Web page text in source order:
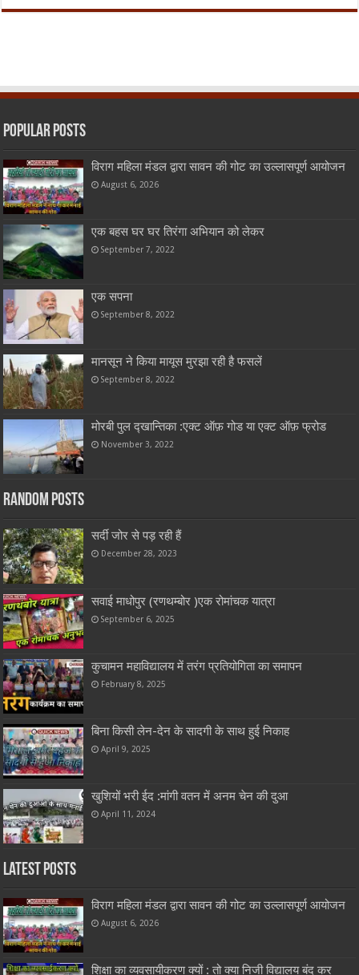
Popular Posts
विराग महिला मंडल द्वारा सावन की गोट का उल्लासपूर्ण आयोजन
August 6, 2026
एक बहस घर घर तिरंगा अभियान को लेकर
September 7, 2022
एक सपना
September 8, 2022
मानसून ने किया मायूस मुरझा रही है फसलें
September 8, 2022
मोरबी पुल द्खान्तिका :एक्ट ऑफ़ गोड या एक्ट ऑफ़ फ्रोड
November 3, 2022
Random Posts
सर्दी जोर से पड़ रही हैं
December 28, 2023
सवाई माधोपुर (रणथम्बोर )एक रोमांचक यात्रा
September 6, 2025
कुचामन महाविद्यालय में तरंग प्रतियोगिता का समापन
February 8, 2025
बिना किसी लेन-देन के सादगी के साथ हुई निकाह
April 9, 2025
खुशियों भरी ईद :मांगी वतन में अनम चेन की दुआ
April 11, 2024
Latest Posts
विराग महिला मंडल द्वारा सावन की गोट का उल्लासपूर्ण आयोजन
August 6, 2026
शिक्षा का व्यवसायीकरण क्यों : तो क्या निजी विद्यालय बंद कर